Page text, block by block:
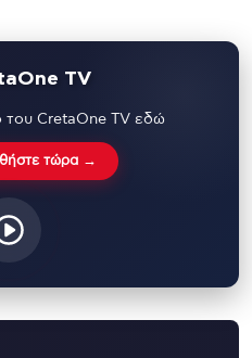
TV
του CretaOne TV εδώ
τώρα →